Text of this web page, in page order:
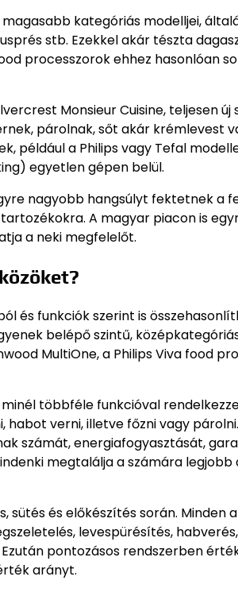
kategóriás modelljei,
stb. Ezekkel akár tészta
processzorok ehhez hasonlóan
Monsieur Cuisine, teljesen új
párolnak, sőt akár krémlevest
például a Philips vagy Tefal
egyetlen gépen belül.
nagyobb hangsúlyt fektetnek a
A magyar piacon is
a neki megfelelőt.
és funkciók szerint is
belépő szintű,
MultiOne, a Philips Viva food
többféle funkcióval
habot verni, illetve főzni vagy
számát, energiafogyasztását,
megtalálja a számára
és előkészítés során. Minden
levespürésítés,
pontozásos rendszerben
arányt.